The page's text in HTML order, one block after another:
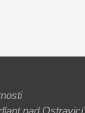
nad Ostravicí.